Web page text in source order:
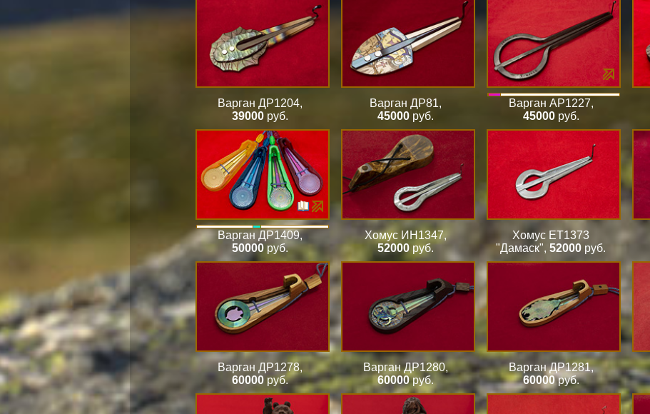
Варган ДР1204,
39000руб.
Варган ДР81,
45000руб.
Варган АР1227,
45000руб.
Варган ДР1409,
50000руб.
Хомус ИН1347,
52000руб.
Хомус ЕТ1373
"Дамаск", 52000 руб.
Варган ДР1278,
60000руб.
Варган ДР1280,
60000руб.
Варган ДР1281,
60000руб.